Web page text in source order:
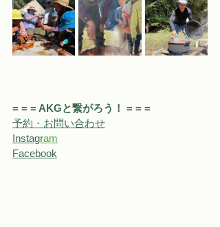
= = = AKGと繋がろう！ = = =
予約・お問い合わせ
Instagram
Facebook